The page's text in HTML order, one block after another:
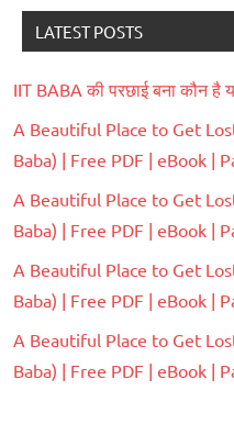
LATEST POSTS
IIT BABA की परछाई बना कौन
A Beautiful Place to Get
Baba) | Free PDF | eBook |
A Beautiful Place to Get
Baba) | Free PDF | eBook |
A Beautiful Place to Get
Baba) | Free PDF | eBook |
A Beautiful Place to Get
Baba) | Free PDF | eBook |